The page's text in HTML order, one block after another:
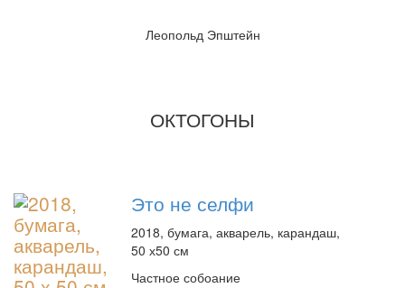
Леопольд Эпштейн
ОКТОГОНЫ
Это не селфи
2018, бумага, акварель, карандаш,
50 х50 см
Частное собоание